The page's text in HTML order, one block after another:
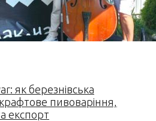
як березнівська
пивоваріння,
експорт